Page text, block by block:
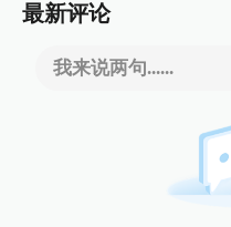
最新评论
我来说两句......